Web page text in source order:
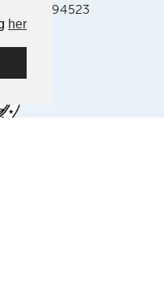
her
991594523